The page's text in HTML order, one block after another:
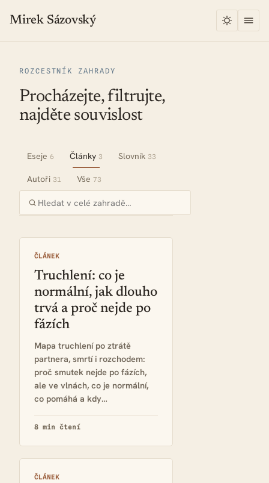
Mirek Sázovský
ROZCESTNÍK ZAHRADY
Procházejte, filtrujte,
najděte souvislost
Eseje 6 Články 3 Slovník 33
Autoři 31 Vše 73
ČLÁNEK
Truchlení: co je
normální, jak dlouho
trvá a proč nejde po
fázích
Mapa truchlení po ztrátě
partnera, smrtí i rozchodem:
proč smutek nejde po fázích,
ale ve vlnách, co je normální,
co pomáhá a kdy…
8 min čtení
ČLÁNEK